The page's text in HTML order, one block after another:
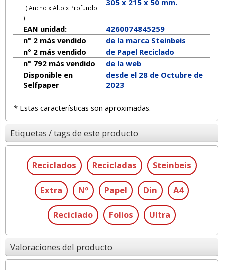
( Ancho x Alto x Profundo
)
305x 215x 50mm.
EAN unidad:
4260074845259
n° 2 más vendido
de la marca Steinbeis
n° 2 más vendido
de Papel Reciclado
n° 792 más vendido
de la web
Disponible en
Selfpaper
desde el 28 de Octubre de
2023
* Estas características son aproximadas.
Etiquetas / tags de este producto
Reciclados Recicladas Steinbeis
Extra Nº Papel Din A4
Reciclado Folios Ultra
Valoraciones del producto